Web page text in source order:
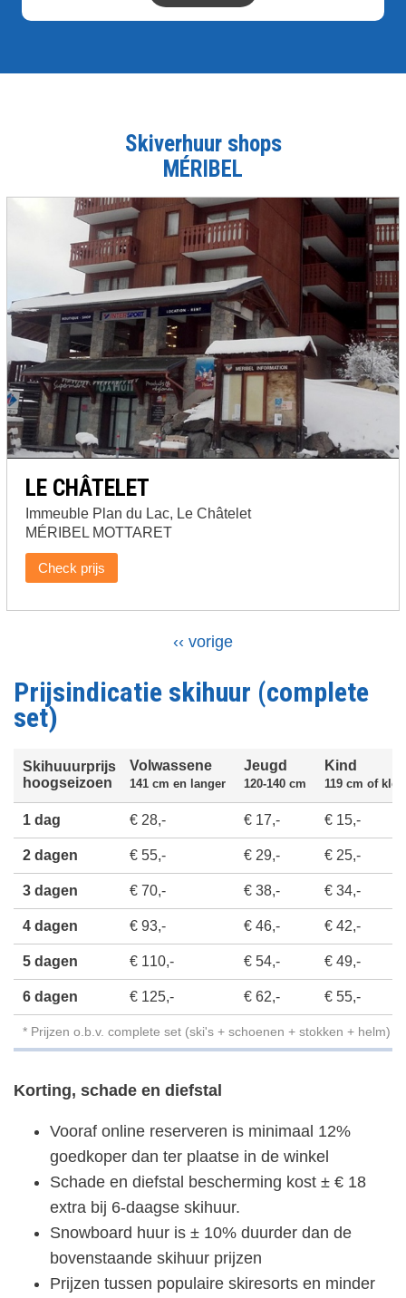
Skiverhuur shops
MÉRIBEL
LE CHÂTELET
Immeuble Plan du Lac, Le Châtelet
MÉRIBEL MOTTARET
Check prijs
Vorige
‹‹ vorige
Prijsindicatie skihuur (complete
set)
Skihuuurprijs
hoogseizoen
Volwassene
141 cm en langer
Jeugd
120-140 cm
Kind
119 cm of
1 dag € 28,- € 17,- € 15,-
2 dagen € 55,- € 29,- € 25,-
3 dagen € 70,- € 38,- € 34,-
4 dagen € 93,- € 46,- € 42,-
5 dagen € 110,- € 54,- € 49,-
6 dagen € 125,- € 62,- € 55,-
* Prijzen o.b.v. complete set (ski's + schoenen + stokken + helm)
Korting, schade en diefstal
Vooraf online reserveren is minimaal 12%
goedkoper dan ter plaatse in de winkel
Schade en diefstal bescherming kost ± € 18
extra bij 6-daagse skihuur.
Snowboard huur is ± 10% duurder dan de
bovenstaande skihuur prijzen
Prijzen tussen populaire skiresorts en minder